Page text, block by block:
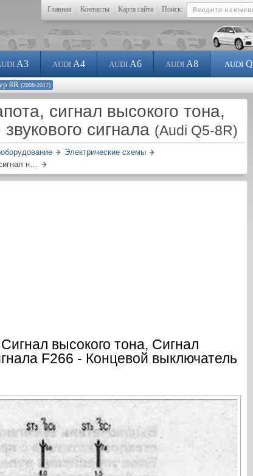
Главная Контакты Карта сайта Поиск:
A3 AUDI A4 AUDI A6 AUDI A8 AUDIQ
8R (2008-2017)
сигнал высокого тона,
сигнала (Audi Q5-8R)
Электрические схемы
Концевой выключатель капота, сигнал высокого тона, сигнал низкого тона, реле звукового сигнала
высокого тона, Сигнал
F266 - Концевой выключатель